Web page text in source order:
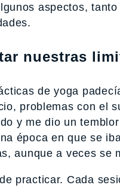
aspectos,
nuestras
de yoga
problemas con el
y me dio un
época en que se
aunque a veces se
practicar. Cada